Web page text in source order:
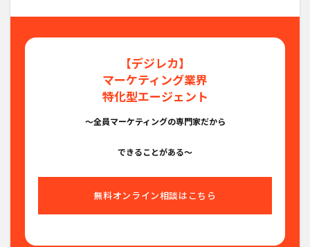
【デジレカ】
マーケティング業界
特化型エージェント
〜全員マーケティングの専門家だから
できることがある〜
無料オンライン相談はこちら